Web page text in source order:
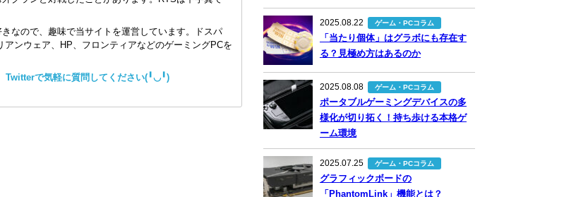
なので、趣味で当サイトを運営しています。ドスパ
アンウェア、HP、フロンティアなどのゲーミングPCを
Twitterで気軽に質問してください(╹◡╹)
2025.08.22 ゲーム・PCコラム
「当たり個体」はグラボにも存在す
る？見極め方はあるのか
2025.08.08 ゲーム・PCコラム
ポータブルゲーミングデバイスの多
様化が切り拓く！持ち歩ける本格ゲ
ーム環境
2025.07.25 ゲーム・PCコラム
グラフィックボードの
「PhantomLink」機能とは？